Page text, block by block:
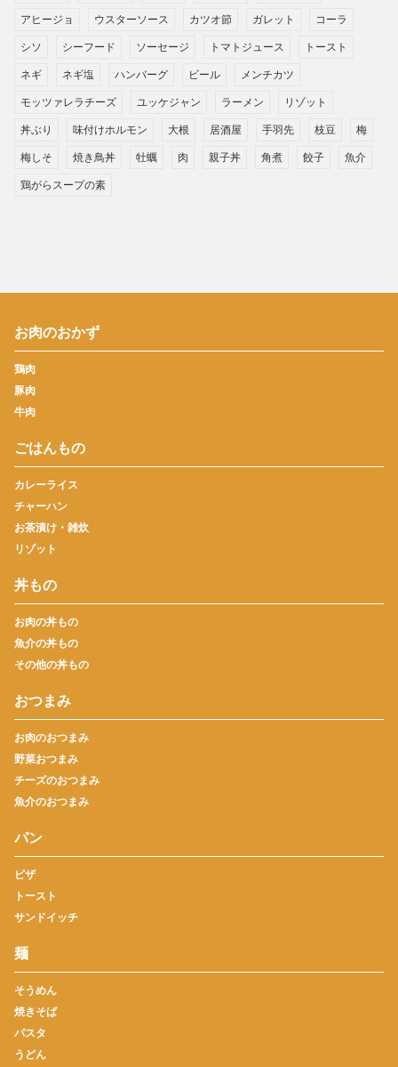
アヒージョ ウスターソース カツオ節 ガレット コーラ
シソ シーフード ソーセージ トマトジュース トースト
ネギ ネギ塩 ハンバーグ ビール メンチカツ
モッツァレラチーズ ユッケジャン ラーメン リゾット
丼ぶり 味付けホルモン 大根 居酒屋 手羽先 枝豆 梅
梅しそ 焼き鳥丼 牡蠣 肉 親子丼 角煮 餃子 魚介
鶏がらスープの素
お肉のおかず
鶏肉
豚肉
牛肉
ごはんもの
カレーライス
チャーハン
お茶漬け・雑炊
リゾット
丼もの
お肉の丼もの
魚介の丼もの
その他の丼もの
おつまみ
お肉のおつまみ
野菜おつまみ
チーズのおつまみ
魚介のおつまみ
パン
ピザ
トースト
サンドイッチ
麺
そうめん
焼きそば
パスタ
うどん